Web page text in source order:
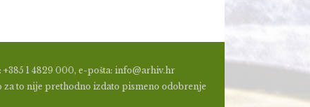
1 4829 000, e-pošta: info@arhiv.hr
to nije prethodno izdato pismeno odobrenje